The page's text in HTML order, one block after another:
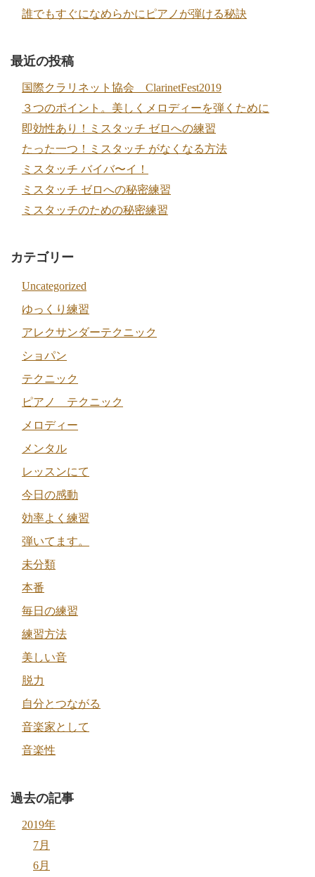
誰でもすぐになめらかにピアノが弾ける秘訣
最近の投稿
国際クラリネット協会 ClarinetFest2019
３つのポイント。美しくメロディーを弾くために
即効性あり！ミスタッチ ゼロへの練習
たった一つ！ミスタッチ がなくなる方法
ミスタッチ バイバ〜イ！
ミスタッチ ゼロへの秘密練習
ミスタッチのための秘密練習
カテゴリー
Uncategorized
ゆっくり練習
アレクサンダーテクニック
ショパン
テクニック
ピアノ テクニック
メロディー
メンタル
レッスンにて
今日の感動
効率よく練習
弾いてます。
未分類
本番
毎日の練習
練習方法
美しい音
脱力
自分とつながる
音楽家として
音楽性
過去の記事
2019年
7月
6月